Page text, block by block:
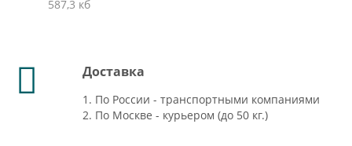
587,3 кб
Доставка
1. По России - транспортными компаниями
2. По Москве - курьером (до 50 кг.)